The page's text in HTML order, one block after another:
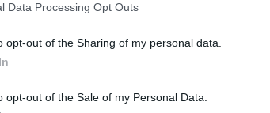
Data Processing Opt Outs
opt-out of the Sharing of my personal data.
opt-out of the Sale of my Personal Data.